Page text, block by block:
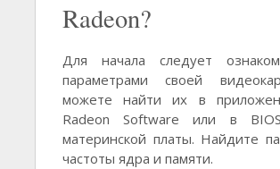
Radeon?
Для начала следует
параметрами своей
можете найти их в
Radeon Software или в
материнской платы. Найдите
частоты ядра и памяти.